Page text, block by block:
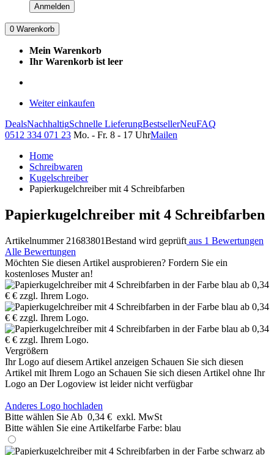
Anmelden
0 Warenkorb
Mein Warenkorb
Ihr Warenkorb ist leer
Weiter einkaufen
DealsNachhaltigSchnelle LieferungBestsellerNeuFAQ
0512 334 071 23 Mo. - Fr. 8 - 17 UhrMailen
Home
Schreibwaren
Kugelschreiber
Papierkugelchreiber mit 4 Schreibfarben
Papierkugelchreiber mit 4 Schreibfarben
Artikelnummer 21683801Bestand wird geprüft aus 1 Bewertungen
Alle Bewertungen
Möchten Sie diesen Artikel ausprobieren? Fordern Sie ein
kostenloses Muster an!
Vergrößern
Ihr Logo auf diesem Artikel anzeigen Schauen Sie sich diesen
Artikel mit Ihrem Logo an Schauen Sie sich diesen Artikel ohne Ihr
Logo an Der Logoview ist leider nicht verfügbar
Anderes Logo hochladen
Bitte wählen Sie Ab 0,34 € exkl. MwSt
Bitte wählen Sie eine Artikelfarbe Farbe: blau